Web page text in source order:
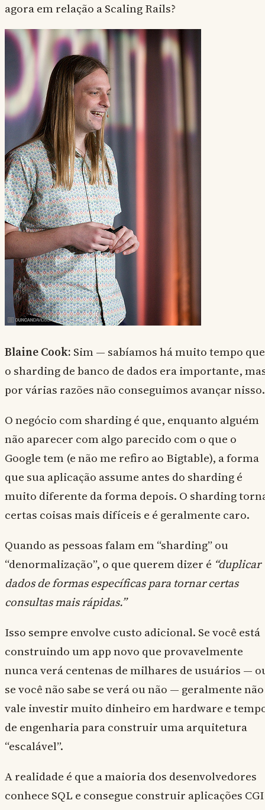
agora em relação a Scaling Rails?
Blaine Cook: Sim — sabíamos há muito tempo que
o sharding de banco de dados era importante,
por várias razões não conseguimos avançar nisso.
O negócio com sharding é que, enquanto alguém
não aparecer com algo parecido com o que o
Google tem (e não me refiro ao Bigtable), a forma
que sua aplicação assume antes do sharding é
muito diferente da forma depois. O sharding
certas coisas mais difíceis e é geralmente caro.
Quando as pessoas falam em “sharding” ou
“denormalização”, o que querem dizer é “duplicar
dados de formas específicas para tornar certas
consultas mais rápidas.”
Isso sempre envolve custo adicional. Se você está
construindo um app novo que provavelmente
nunca verá centenas de milhares de usuários —
se você não sabe se verá ou não — geralmente não
vale investir muito dinheiro em hardware e
de engenharia para construir uma arquitetura
“escalável”.
A realidade é que a maioria dos desenvolvedores
conhece SQL e consegue construir aplicações CGI